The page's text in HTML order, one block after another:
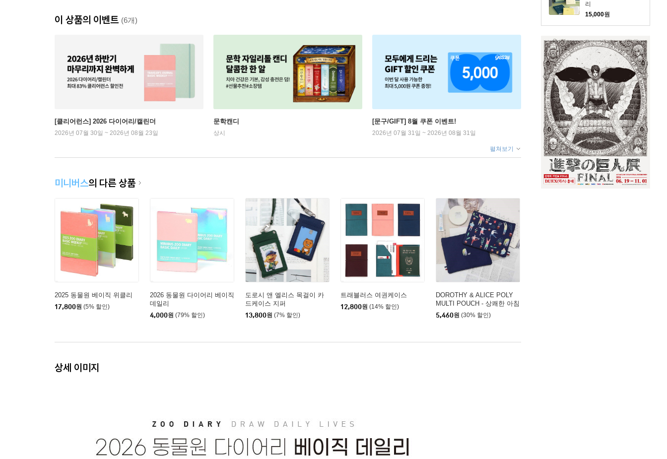
리
15,000원
이 상품의 이벤트 (6개)
[클리어런스] 2026 다이어리/캘린더
2026년 07월 30일 ~ 2026년 08월 23일
문학캔디
상시
[문구/GIFT] 8월 쿠폰 이벤트!
2026년 07월 31일 ~ 2026년 08월 31일
펼쳐보기
미니버스의 다른 상품
2025 동물원 베이직 위클리
17,800원 (5% 할인)
2026 동물원 다이어리 베이직
데일리
4,000원 (79% 할인)
도로시 앤 엘리스 목걸이 카
드케이스 지퍼
13,800원 (7% 할인)
트래블러스 여권케이스
12,800원 (14% 할인)
DOROTHY & ALICE POLY
MULTI POUCH - 상쾌한 아침
5,460원 (30% 할인)
상세 이미지